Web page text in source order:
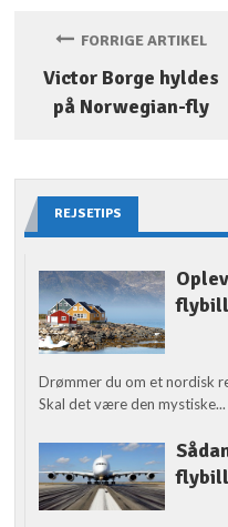
FORRIGE ARTIKEL
Victor Borge hyldes
på Norwegian-fly
REJSETIPS
Drømmer du om et nordisk
Skal det være den mystiske...